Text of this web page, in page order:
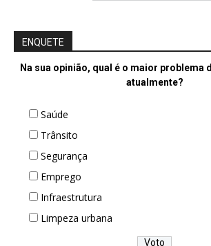
ENQUETE
Na sua opinião, qual é o maior problema
atualmente?
Saúde
Trânsito
Segurança
Emprego
Infraestrutura
Limpeza urbana